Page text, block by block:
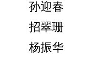
孙迎春
招翠珊
杨振华